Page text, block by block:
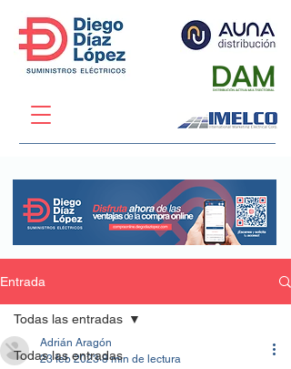
Entrada
Todas las entradas
Todas las entradas
Adrián Aragón
23 feb 2023 8 min de lectura